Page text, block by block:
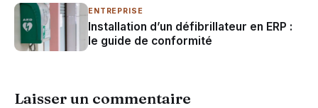
ENTREPRISE
Installation d’un défibrillateur en ERP :
le guide de conformité
Laisser un commentaire